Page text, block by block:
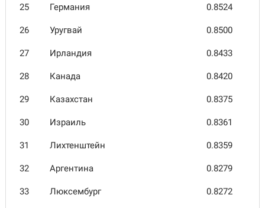
25 Германия 0.8524
26 Уругвай 0.8500
27 Ирландия 0.8433
28 Канада 0.8420
29 Казах­стан 0.8375
30 Израиль 0.8361
31 Лихтен­штейн 0.8359
32 Аргентина 0.8279
33 Люксем­бург 0.8272